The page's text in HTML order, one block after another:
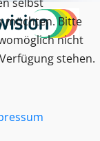
möchten. Bitte
nicht
stehen.